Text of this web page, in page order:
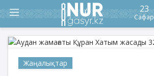
23
Сафар
Жаңалықтар